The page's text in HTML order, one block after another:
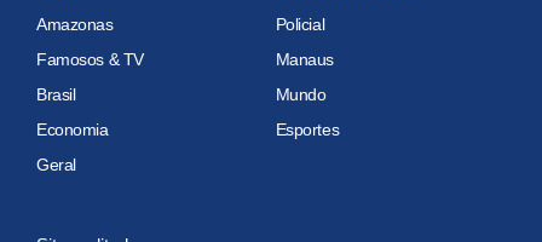
Amazonas
Policial
Famosos & TV
Manaus
Brasil
Mundo
Economia
Esportes
Geral